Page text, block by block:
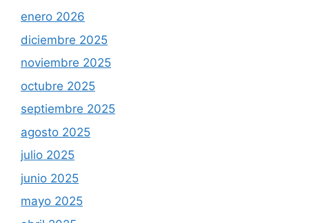
enero 2026
diciembre 2025
noviembre 2025
octubre 2025
septiembre 2025
agosto 2025
julio 2025
junio 2025
mayo 2025